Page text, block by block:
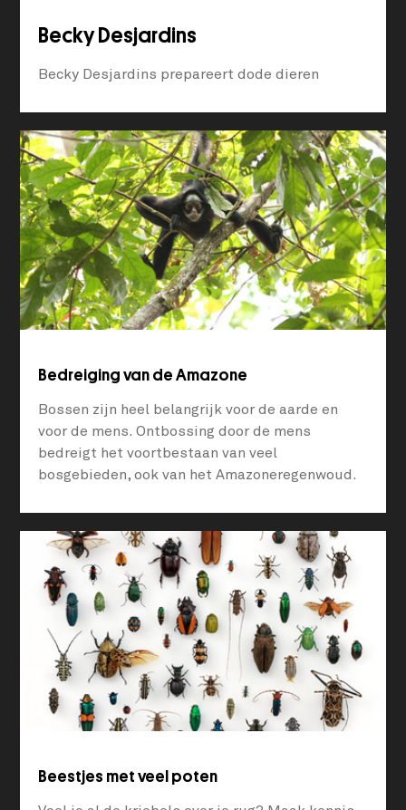
Becky Desjardins
Becky Desjardins prepareert dode dieren
Bedreiging van de Amazone
Bossen zijn heel belangrijk voor de aarde en
voor de mens. Ontbossing door de mens
bedreigt het voortbestaan van veel
bosgebieden, ook van het Amazoneregenwoud.
Beestjes met veel poten